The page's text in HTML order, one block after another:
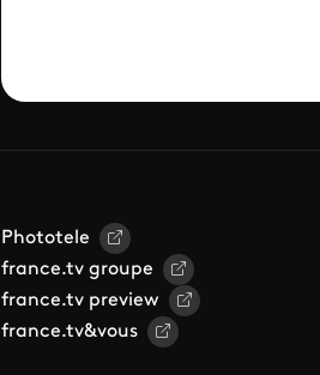
Phototele
france.tv groupe
france.tv preview
france.tv&vous